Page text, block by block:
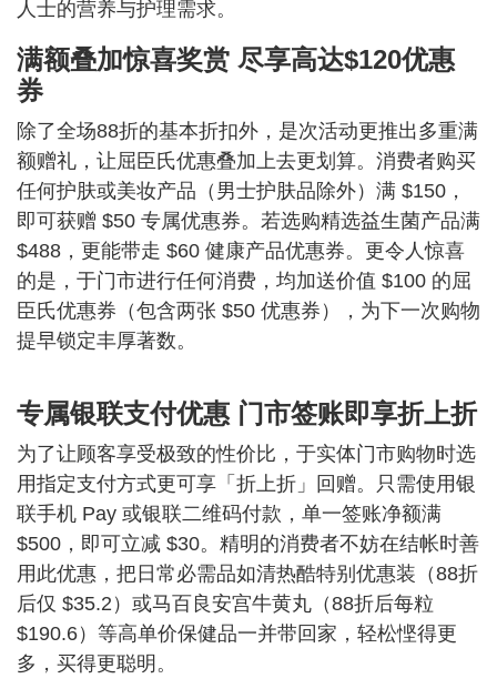
人士的营养与护理需求。
满额叠加惊喜奖赏 尽享高达$120优惠
券
除了全场88折的基本折扣外，是次活动更推出多重满
额赠礼，让屈臣氏优惠叠加上去更划算。消费者购买
任何护肤或美妆产品（男士护肤品除外）满 $150，
即可获赠 $50 专属优惠券。若选购精选益生菌产品满
$488，更能带走 $60 健康产品优惠券。更令人惊喜
的是，于门市进行任何消费，均加送价值 $100 的屈
臣氏优惠券（包含两张 $50 优惠券），为下一次购物
提早锁定丰厚著数。
专属银联支付优惠 门市签账即享折上折
为了让顾客享受极致的性价比，于实体门市购物时选
用指定支付方式更可享「折上折」回赠。只需使用银
联手机 Pay 或银联二维码付款，单一签账净额满
$500，即可立减 $30。精明的消费者不妨在结帐时善
用此优惠，把日常必需品如清热酷特别优惠装（88折
后仅 $35.2）或马百良安宫牛黄丸（88折后每粒
$190.6）等高单价保健品一并带回家，轻松悭得更
多，买得更聪明。